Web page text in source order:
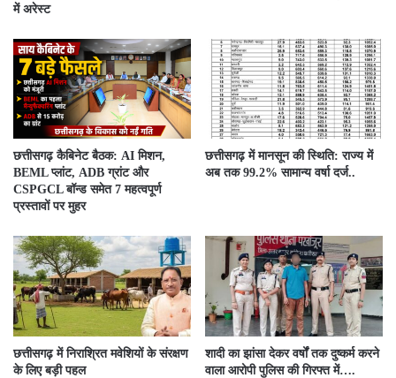
में अरेस्ट
छत्तीसगढ़ कैबिनेट बैठक: AI मिशन,
BEML प्लांट, ADB ग्रांट और
CSPGCL बॉन्ड समेत 7 महत्वपूर्ण
प्रस्तावों पर मुहर
छत्तीसगढ़ में मानसून की स्थिति: राज्य में
अब तक 99.2% सामान्य वर्षा दर्ज..
छत्तीसगढ़ में निराश्रित मवेशियों के संरक्षण
के लिए बड़ी पहल
शादी का झांसा देकर वर्षों तक दुष्कर्म करने
वाला आरोपी पुलिस की गिरफ्त में….